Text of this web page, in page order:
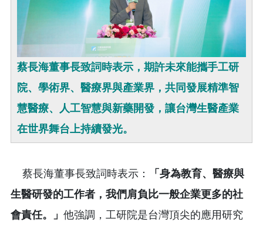
蔡長海董事長致詞時表示，期許未來能攜手工研
院、學術界、醫療界與產業界，共同發展精準智
慧醫療、人工智慧與新藥開發，讓台灣生醫產業
在世界舞台上持續發光。
蔡長海董事長致詞時表示：
「身為教育、醫療與
生醫研發的工作者，我們肩負比一般企業更多的社
會責任。」 他強調，工研院是台灣頂尖的應用研究